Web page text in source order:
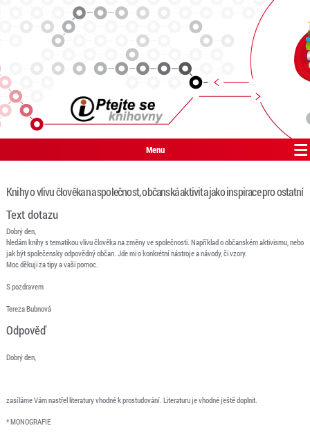
Menu
Knihy o vlivu člověka na společnost, občanská aktivita jako inspirace pro ostatní
Text dotazu
Dobrý den,
hledám knihy s tematikou vlivu člověka na změny ve společnosti. Například o občanském aktivismu, nebo
jak být společensky odpovědný občan. Jde mi o konkrétní nástroje a návody, či vzory.
Moc děkuji za tipy a vaši pomoc.
S pozdravem
Tereza Bubnová
Odpověď
Dobrý den,
zasíláme Vám nastřel literatury vhodné k prostudování. Literaturu je vhodné ještě doplnit.
* MONOGRAFIE